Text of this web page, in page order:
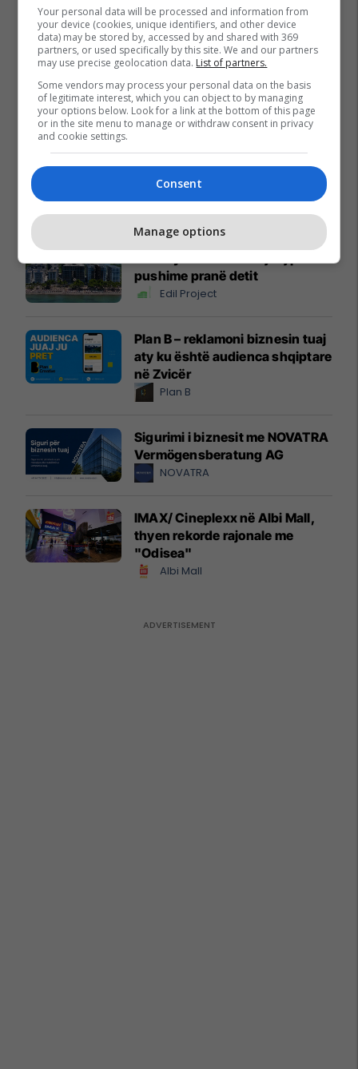
Promo Reklamo këtu
pushime pranë detit
Edil Project
Plan B – reklamoni biznesin tuaj
aty ku është audienca shqiptare
në Zvicër
Plan B
Sigurimi i biznesit me NOVATRA
Vermögensberatung AG
NOVATRA
IMAX/ Cineplexx në Albi Mall,
thyen rekorde rajonale me
"Odisea"
Albi Mall
Your personal data will be processed and information from
your device (cookies, unique identifiers, and other device
data) may be stored by, accessed by and shared with 369
partners, or used specifically by this site. We and our partners
may use precise geolocation data. List of partners.
Some vendors may process your personal data on the basis
of legitimate interest, which you can object to by managing
your options below. Look for a link at the bottom of this page
or in the site menu to manage or withdraw consent in privacy
and cookie settings.
Consent
Manage options